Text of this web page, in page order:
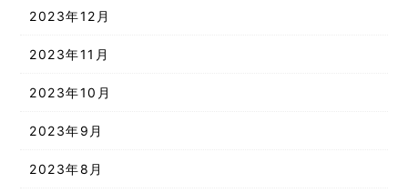
2023年12月
2023年11月
2023年10月
2023年9月
2023年8月